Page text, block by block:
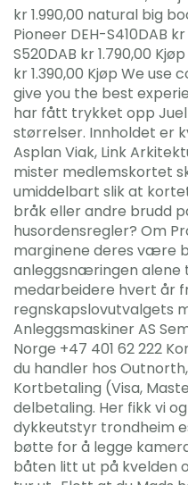
kr 1.990,00 natural big
Pioneer DEH-S410DAB
S520DAB kr 1.790,00
kr 1.390,00 Kjøp We use
give you the best
har fått trykket opp
størrelser. Innholdet er
Asplan Viak, Link
mister medlemskortet
umiddelbart slik at
bråk eller andre brudd
husordensregler? Om
marginene deres være
anleggsnæringen alene
medarbeidere hvert år
regnskapslovutvalgets
Anleggsmaskiner AS
Norge +47 401 62 222
du handler hos
Kortbetaling (Visa,
delbetaling. Her fikk vi
dykkeutstyr trondheim
bøtte for å legge
båten litt ut på kvelden